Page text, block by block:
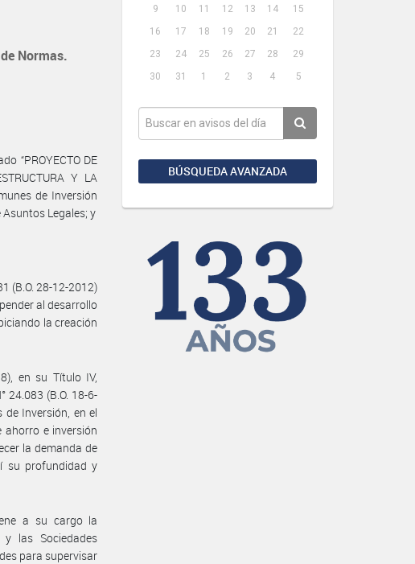
9
10 11 12 13 14
15
16
17 18 19 20 21
22
23
24 25 26 27 28
29
30
31 1 2 3 4 5
BÚSQUEDA AVANZADA
Normas.
“PROYECTO DE
Y LA
de Inversión
Legales; y
(B.O. 28-12-2012)
al desarrollo
la creación
en su Título IV,
24.083 (B.O. 18-6-
Inversión, en el
e inversión
la demanda de
su profundidad y
a su cargo la
las Sociedades
para supervisar